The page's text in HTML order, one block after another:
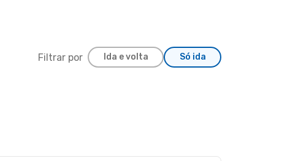
Filtrar por Ida e volta Só ida